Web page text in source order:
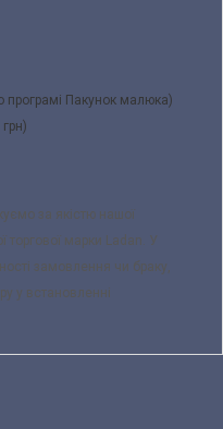
програмі Пакунок малюка)
за якістю нашої
торгової марки Ladan. У
замовлення чи браку,
у встановленні